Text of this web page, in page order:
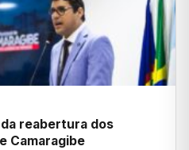
reabertura dos
Camaragibe